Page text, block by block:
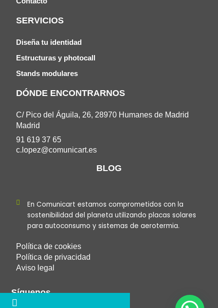
SERVICIOS
Diseña tu identidad
Estructuras y photocall
Stands modulares
DÓNDE ENCONTRARNOS
C/ Pico del Águila, 26, 28970 Humanes de Madrid
Madrid
91 619 37 65
c.lopez@comunicart.es
BLOG
En Comunicart estamos comprometidos con la
sostenibilidad del planeta utilizando placas solares
para autoconsumo y sistemas de aerotermia.
Política de cookies
Política de privacidad
Aviso legal
Síguenos